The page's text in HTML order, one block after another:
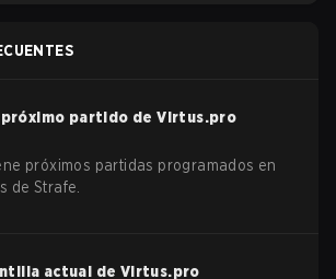
próximo partido deVirtus.pro
próximos partidas programados en
de Strafe.
actual de Virtus.pro